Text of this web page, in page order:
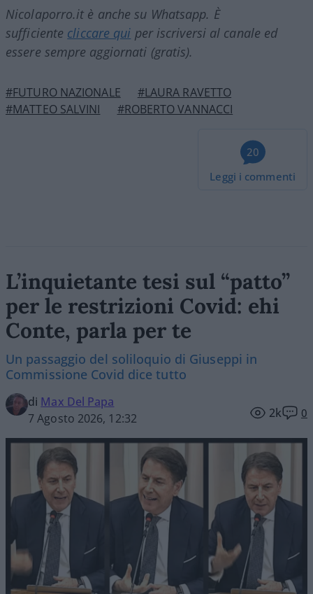
Nicolaporro.it è anche su Whatsapp. È
sufficiente cliccare qui per iscriversi al canale ed
essere sempre aggiornati (gratis).
#FUTURO NAZIONALE
#LAURA RAVETTO
#MATTEO SALVINI
#ROBERTO VANNACCI
20
Leggi i commenti
L’inquietante tesi sul “patto”
per le restrizioni Covid: ehi
Conte, parla per te
Un passaggio del soliloquio di Giuseppi in
Commissione Covid dice tutto
di Max Del Papa
7 Agosto 2026, 12:32
2k 0